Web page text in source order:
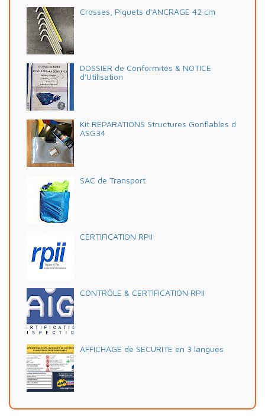
Crosses, Piquets d'ANCRAGE 42 cm
DOSSIER de Conformités & NOTICE
d'Utilisation
Kit REPARATIONS Structures Gonflables d
ASG34
SAC de Transport
CERTIFICATION RPII
CONTRÔLE & CERTIFICATION RPII
AFFICHAGE de SECURITE en 3 langues